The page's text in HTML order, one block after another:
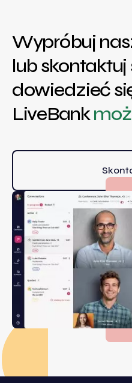
Wypróbuj
lub skontaktuj
dowiedzieć
LiveBank